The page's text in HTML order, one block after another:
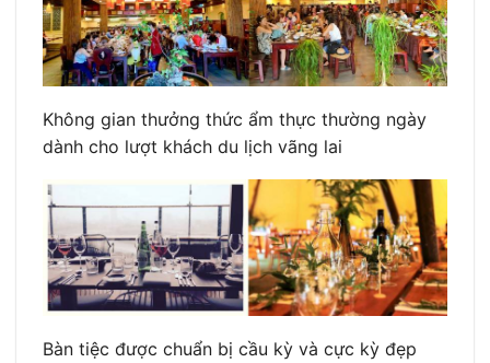
Không gian thưởng thức ẩm thực thường ngày
dành cho lượt khách du lịch vãng lai
Bàn tiệc được chuẩn bị cầu kỳ và cực kỳ đẹp